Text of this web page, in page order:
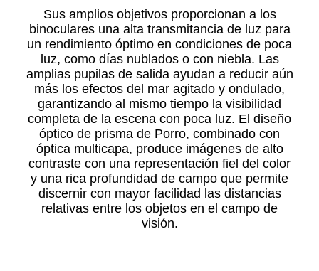
Sus amplios objetivos proporcionan a los
binoculares una alta transmitancia de luz para
un rendimiento óptimo en condiciones de poca
luz, como días nublados o con niebla. Las
amplias pupilas de salida ayudan a reducir aún
más los efectos del mar agitado y ondulado,
garantizando al mismo tiempo la visibilidad
completa de la escena con poca luz. El diseño
óptico de prisma de Porro, combinado con
óptica multicapa, produce imágenes de alto
contraste con una representación fiel del color
y una rica profundidad de campo que permite
discernir con mayor facilidad las distancias
relativas entre los objetos en el campo de
visión.